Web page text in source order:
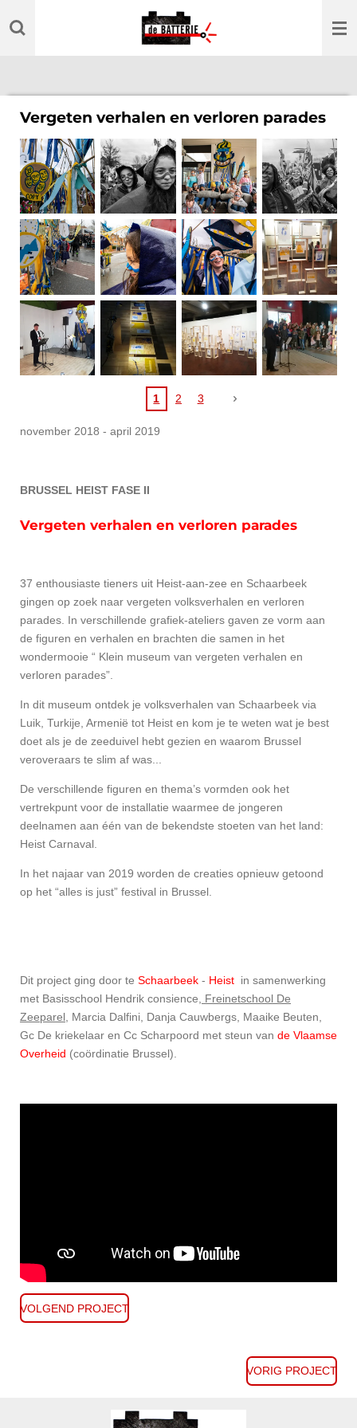
direct
Vergeten verhalen en verloren parades
1 2 3
november 2018 - april 2019
BRUSSEL HEIST FASE II
Vergeten verhalen en verloren parades
37 enthousiaste tieners uit Heist-aan-zee en Schaarbeek
gingen op zoek naar vergeten volksverhalen en verloren
parades. In verschillende grafiek-ateliers gaven ze vorm aan
de figuren en verhalen en brachten die samen in het
wondermooie “ Klein museum van vergeten verhalen en
verloren parades”.
In dit museum ontdek je volksverhalen van Schaarbeek via
Luik, Turkije, Armenië tot Heist en kom je te weten wat je best
doet als je de zeeduivel hebt gezien en waarom Brussel
veroveraars te slim af was...
De verschillende figuren en thema’s vormden ook het
vertrekpunt voor de installatie waarmee de jongeren
deelnamen aan één van de bekendste stoeten van het land:
Heist Carnaval.
In het najaar van 2019 worden de creaties opnieuw getoond
op het “alles is just” festival in Brussel.
Dit project ging door te Schaarbeek - Heist in samenwerking
met Basisschool Hendrik consience, Freinetschool De
Zeeparel, Marcia Dalfini, Danja Cauwbergs, Maaike Beuten,
Gc De kriekelaar en Cc Scharpoord met steun van de Vlaamse
Overheid (coördinatie Brussel).
VOLGEND PROJECT
VORIG PROJECT